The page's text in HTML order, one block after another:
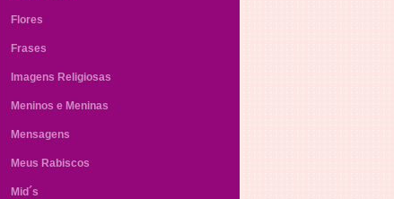
Flores
Frases
Imagens Religiosas
Meninos e Meninas
Mensagens
Meus Rabiscos
Mid´s